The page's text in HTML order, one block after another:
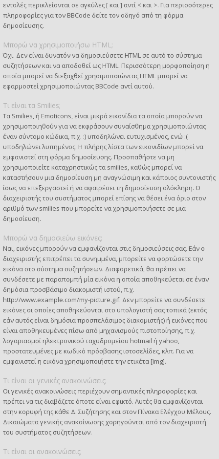
εντολές περικλείονται σε αγκύλες [ και ] αντί < και >. Για περισσότερες
πληροφορίες για τον BBCode δείτε τον οδηγό από τη φόρμα
δημοσίευσης.
Μπορώ να χρησιμοποιήσω HTML;
Όχι. Δεν είναι δυνατόν να δημοσιεύσετε HTML σε αυτό το σύστημα
συζητήσεων και να αποδοθεί ως HTML. Περισσότερη μορφοποίηση η
οποία μπορεί να διεξαχθεί χρησιμοποιώντας HTML μπορεί να
εφαρμοστεί χρησιμοποιώντας BBCode αντί αυτού.
Τι είναι τα Smilies;
Τα Smilies, ή Emoticons, είναι μικρά εικονίδια τα οποία μπορούν να
χρησιμοποιηθούν για να εκφράσουν συναίσθημα χρησιμοποιώντας
έναν σύντομο κώδικα, π.χ. :) υποδηλώνει ευτυχισμένος, ενώ :(
υποδηλώνει λυπημένος. Η πλήρης λίστα των εικονιδίων μπορεί να
εμφανιστεί στη φόρμα δημοσίευσης. Προσπαθήστε να μη
χρησιμοποιείτε καταχρηστικώς τα smilies, καθώς μπορεί να
καταστήσουν μια δημοσίευση μη αναγνώσιμη και κάποιος συντονιστής
ίσως να επεξεργαστεί ή να αφαιρέσει τη δημοσίευση ολόκληρη. Ο
διαχειριστής του συστήματος μπορεί επίσης να θέσει ένα όριο στον
αριθμό των smilies που μπορείτε να χρησιμοποιήσετε σε μια
δημοσίευση.
Μπορώ να δημοσιεύω εικόνες;
Ναι, εικόνες μπορούν να εμφανίζονται στις δημοσιεύσεις σας. Εάν ο
διαχειριστής επιτρέπει τα συνημμένα, μπορείτε να φορτώσετε την
εικόνα στο σύστημα συζητήσεων. Διαφορετικά, θα πρέπει να
συνδέσετε με παραπομπή μία εικόνα η οποία αποθηκεύεται σε έναν
δημόσια προσβάσιμο διακομιστή ιστού, π.χ.
http://www.example.com/my-picture.gif. Δεν μπορείτε να συνδέσετε
εικόνες οι οποίες αποθηκεύονται στο υπολογιστή σας τοπικά (εκτός
εάν αυτός είναι δημόσια προσπελάσιμος διακομιστής) ή εικόνες που
είναι αποθηκευμένες πίσω από μηχανισμούς πιστοποίησης, π.χ.
λογαριασμοί ηλεκτρονικού ταχυδρομείου hotmail ή yahoo,
προστατευμένες με κωδικό πρόσβασης ιστοσελίδες, κλπ. Για να
εμφανιστεί η εικόνα χρησιμοποιήστε την ετικέτα [img].
Τι είναι οι γενικές ανακοινώσεις;
Οι γενικές ανακοινώσεις περιέχουν σημαντικές πληροφορίες και
πρέπει να τις διαβάζετε όποτε είναι εφικτό. Αυτές θα εμφανίζονται
στην κορυφή της κάθε Δ. Συζήτησης και στον Πίνακα Ελέγχου Μέλους.
Δικαιώματα γενικής ανακοίνωσης χορηγούνται από τον διαχειριστή
του συστήματος συζητήσεων.
Τι είναι οι ανακοινώσεις;